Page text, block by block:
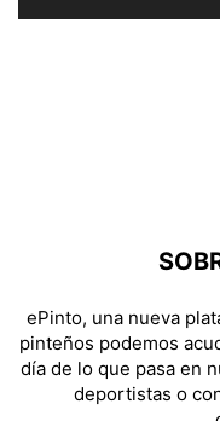
ePinto, una nueva
pinteños podemos
día de lo que pasa en
deportistas o